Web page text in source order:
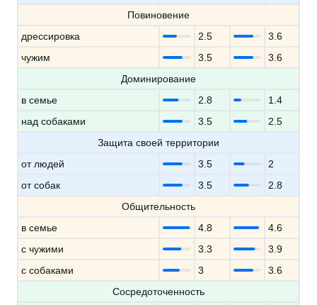
Повиновение
дрессировка
2.5
3.6
чужим
3.5
3.6
Доминирование
в семье
2.8
1.4
над собаками
3.5
2.5
Защита своей территории
от людей
3.5
2
от собак
3.5
2.8
Общительность
в семье
4.8
4.6
с чужими
3.3
3.9
с собаками
3
3.6
Сосредоточенность